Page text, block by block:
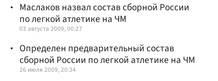
Маслаков назвал состав сборной России
по легкой атлетике на ЧМ
03 августа 2009, 00:27
Определен предварительный состав
сборной России по легкой атлетике на ЧМ
26 июля 2009, 20:34